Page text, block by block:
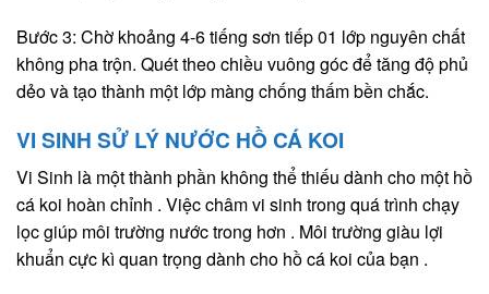
Bước 3: Chờ khoảng 4-6 tiếng sơn tiếp 01 lớp nguyên chất
không pha trộn. Quét theo chiều vuông góc để tăng độ phủ
dẻo và tạo thành một lớp màng chống thấm bền chắc.
VI SINH SỬ LÝ NƯỚC HỒ CÁ KOI
Vi Sinh là một thành phần không thể thiếu dành cho một hồ
cá koi hoàn chỉnh . Việc châm vi sinh trong quá trình chạy
lọc giúp môi trường nước trong hơn . Môi trường giàu lợi
khuẩn cực kì quan trọng dành cho hồ cá koi của bạn .